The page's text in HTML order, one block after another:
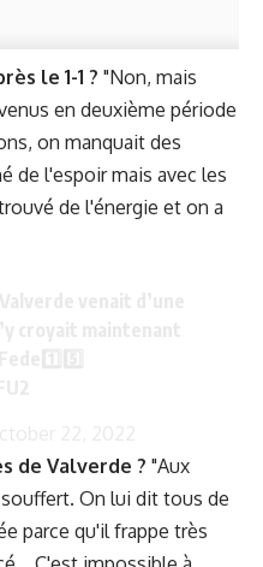
le 1-1 ? "Non, mais
en deuxième période
on manquait des
de l'espoir mais avec les
de l'énergie et on a
de Valverde ? "Aux
On lui dit tous de
parce qu'il frappe très